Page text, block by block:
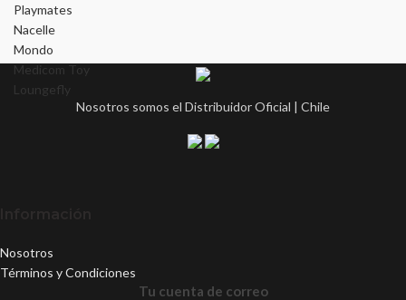
Playmates
Nacelle
Mondo
Medicom Toy
Loungefly
Nosotros somos el Distribuidor Oficial | Chile
Nosotros
Términos y Condiciones
Tu cuenta de correo